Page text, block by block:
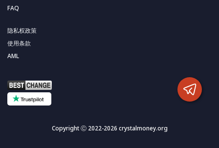
FAQ
隐私权政策
使用条款
AML
Copyright Ⓒ 2022-2026 crystalmoney.org